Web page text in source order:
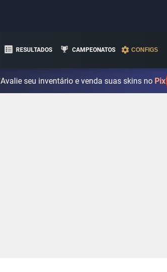
RESULTADOS CAMPEONATOS CONFIGS
Avalie seu inventário e venda suas skins no Pix!